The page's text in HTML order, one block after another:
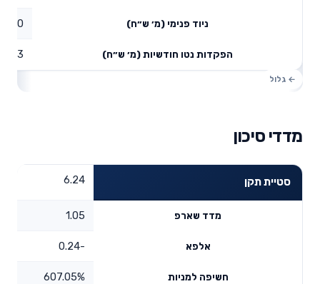
ניוד פנימי (מ׳ ש״ח) 0
הפקדות נטו חודשיות (מ׳ ש״ח) 0.23
מדדי סיכון
סטיית תקן 6.24
מדד שארפ 1.05
אלפא -0.24
חשיפה למניות 607.05%